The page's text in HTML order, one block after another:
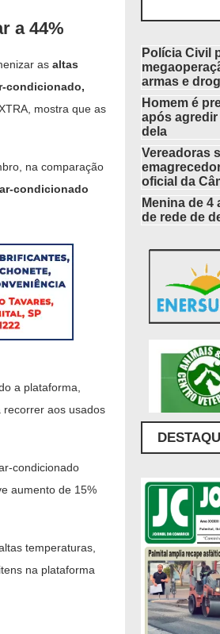
a 44%
as altas
condicionado,
mostra que as
na comparação
ar-condicionado
a plataforma,
recorrer aos usados
condicionado
aumento de 15%
temperaturas,
na plataforma
Polícia Civil
armas e
Homem é
após
dela
Vereadoras
oficial da
Menina de
de rede de